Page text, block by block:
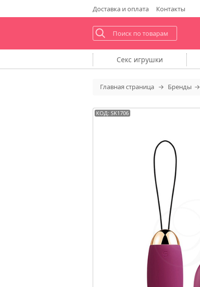
Доставкаи оплата Контакты
Секс игрушки
Главная страница Бренды
КОД: SK1706